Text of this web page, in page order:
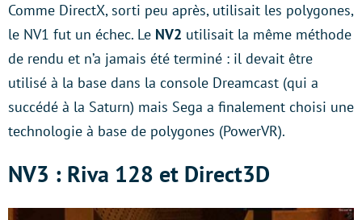
Comme DirectX, sorti peu après, utilisait les polygones,
le NV1 fut un échec. Le NV2 utilisait la même méthode
de rendu et n’a jamais été terminé : il devait être
utilisé à la base dans la console Dreamcast (qui a
succédé à la Saturn) mais Sega a finalement choisi une
technologie à base de polygones (PowerVR).
NV3 : Riva 128 et Direct3D